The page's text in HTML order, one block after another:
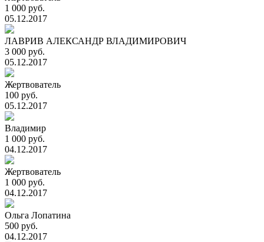
1 000 руб.
05.12.2017
ЛАВРИВ АЛЕКСАНДР ВЛАДИМИРОВИЧ
3 000 руб.
05.12.2017
Жертвователь
100 руб.
05.12.2017
Владимир
1 000 руб.
04.12.2017
Жертвователь
1 000 руб.
04.12.2017
Ольга Лопатина
500 руб.
04.12.2017